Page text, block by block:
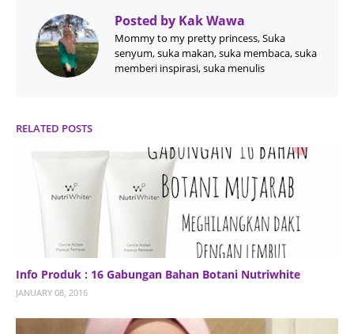
Posted by Kak Wawa
Mommy to my pretty princess, Suka
senyum, suka makan, suka membaca, suka
memberi inspirasi, suka menulis
RELATED POSTS
Info Produk : 16 Gabungan Bahan Botani Nutriwhite
JANUARY 08, 2016